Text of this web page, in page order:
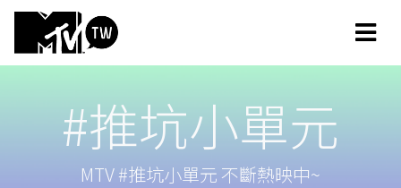
#推坑小單元
MTV #推坑小單元 不斷熱映中~